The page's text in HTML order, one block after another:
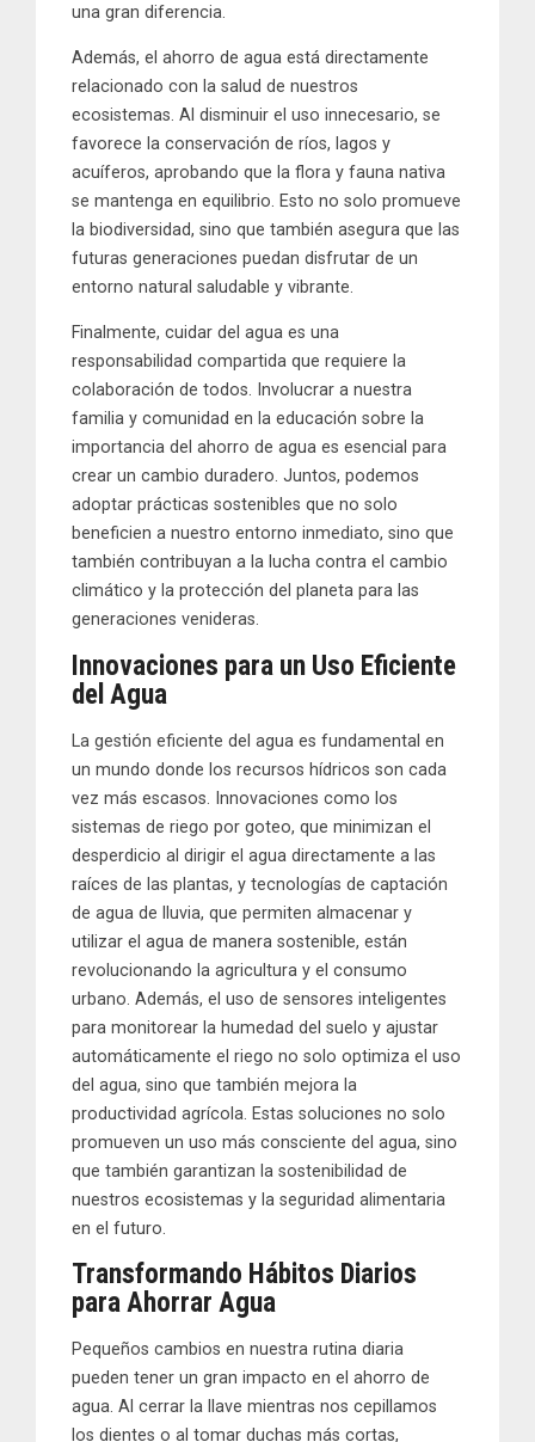
una gran diferencia.
Además, el ahorro de agua está directamente
relacionado con la salud de nuestros
ecosistemas. Al disminuir el uso innecesario, se
favorece la conservación de ríos, lagos y
acuíferos, aprobando que la flora y fauna nativa
se mantenga en equilibrio. Esto no solo promueve
la biodiversidad, sino que también asegura que las
futuras generaciones puedan disfrutar de un
entorno natural saludable y vibrante.
Finalmente, cuidar del agua es una
responsabilidad compartida que requiere la
colaboración de todos. Involucrar a nuestra
familia y comunidad en la educación sobre la
importancia del ahorro de agua es esencial para
crear un cambio duradero. Juntos, podemos
adoptar prácticas sostenibles que no solo
beneficien a nuestro entorno inmediato, sino que
también contribuyan a la lucha contra el cambio
climático y la protección del planeta para las
generaciones venideras.
Innovaciones para un Uso Eficiente
del Agua
La gestión eficiente del agua es fundamental en
un mundo donde los recursos hídricos son cada
vez más escasos. Innovaciones como los
sistemas de riego por goteo, que minimizan el
desperdicio al dirigir el agua directamente a las
raíces de las plantas, y tecnologías de captación
de agua de lluvia, que permiten almacenar y
utilizar el agua de manera sostenible, están
revolucionando la agricultura y el consumo
urbano. Además, el uso de sensores inteligentes
para monitorear la humedad del suelo y ajustar
automáticamente el riego no solo optimiza el uso
del agua, sino que también mejora la
productividad agrícola. Estas soluciones no solo
promueven un uso más consciente del agua, sino
que también garantizan la sostenibilidad de
nuestros ecosistemas y la seguridad alimentaria
en el futuro.
Transformando Hábitos Diarios
para Ahorrar Agua
Pequeños cambios en nuestra rutina diaria
pueden tener un gran impacto en el ahorro de
agua. Al cerrar la llave mientras nos cepillamos
los dientes o al tomar duchas más cortas,